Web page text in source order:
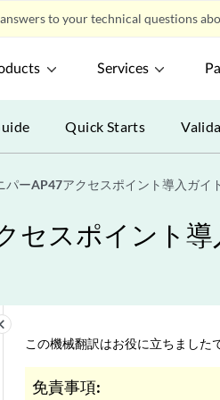
to your technical questions
Services
Quick Starts
パーAP47アクセスポイント導入ガイ
セスポイント導
この機械翻訳はお役に立ちました
免責事項: